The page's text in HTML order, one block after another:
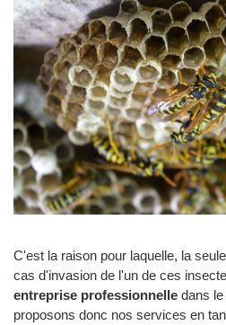
C'est la raison pour laquelle, la
cas d'invasion de l'un de ces
entreprise professionnelle dans
proposons donc nos services en